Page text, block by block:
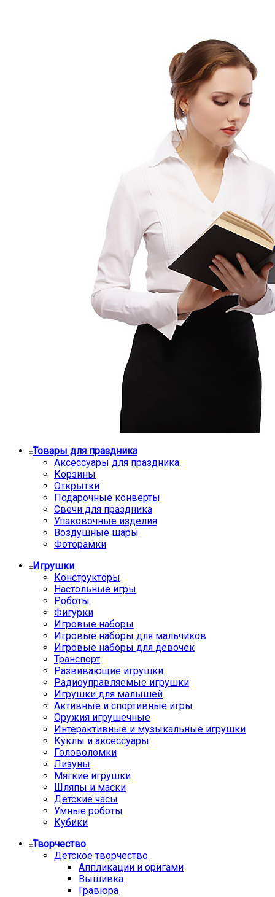
Товары для праздника
Аксессуары для праздника
Корзины
Открытки
Подарочные конверты
Свечи для праздника
Упаковочные изделия
Воздушные шары
Фоторамки
Игрушки
Конструкторы
Настольные игры
Роботы
Фигурки
Игровые наборы
Игровые наборы для мальчиков
Игровые наборы для девочек
Транспорт
Развивающие игрушки
Радиоуправляемые игрушки
Игрушки для малышей
Активные и спортивные игры
Оружия игрушечные
Интерактивные и музыкальные игрушки
Куклы и аксессуары
Головоломки
Лизуны
Мягкие игрушки
Шляпы и маски
Детские часы
Умные роботы
Кубики
Творчество
Детское творчество
Аппликации и оригами
Вышивка
Гравюра